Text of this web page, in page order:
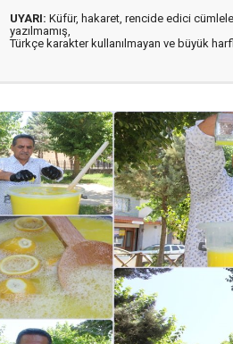
UYARI: Küfür, hakaret, rencide edici
yazılmamış,
Türkçe karakter kullanılmayan ve büyük